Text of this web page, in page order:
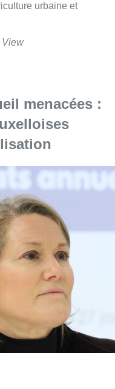
urbaine et
View
menacées :